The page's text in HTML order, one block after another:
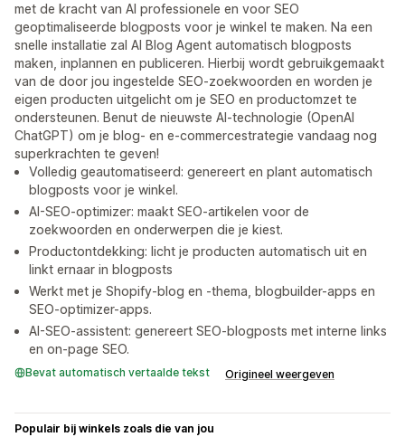
met de kracht van AI professionele en voor SEO
geoptimaliseerde blogposts voor je winkel te maken. Na een
snelle installatie zal AI Blog Agent automatisch blogposts
maken, inplannen en publiceren. Hierbij wordt gebruikgemaakt
van de door jou ingestelde SEO-zoekwoorden en worden je
eigen producten uitgelicht om je SEO en productomzet te
ondersteunen. Benut de nieuwste AI-technologie (OpenAI
ChatGPT) om je blog- en e-commercestrategie vandaag nog
superkrachten te geven!
Volledig geautomatiseerd: genereert en plant automatisch
blogposts voor je winkel.
AI-SEO-optimizer: maakt SEO-artikelen voor de
zoekwoorden en onderwerpen die je kiest.
Productontdekking: licht je producten automatisch uit en
linkt ernaar in blogposts
Werkt met je Shopify-blog en -thema, blogbuilder-apps en
SEO-optimizer-apps.
AI-SEO-assistent: genereert SEO-blogposts met interne links
en on-page SEO.
Bevat automatisch vertaalde tekst Origineel weergeven
Populair bij winkels zoals die van jou